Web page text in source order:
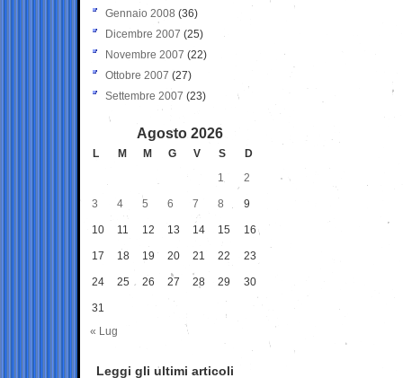
Gennaio 2008 (36)
Dicembre 2007 (25)
Novembre 2007 (22)
Ottobre 2007 (27)
Settembre 2007 (23)
Agosto 2026
L M M G V S
D
1
2
3 4 5 6 7 8 9
10 11 12 13 14 15 16
17 18 19 20 21 22 23
24 25 26 27 28 29 30
31
« Lug
Leggi gli ultimi articoli